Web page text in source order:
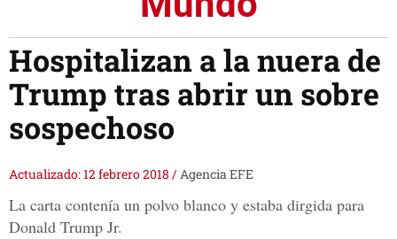
Hospitalizan a la nuera de
Trump tras abrir un sobre
sospechoso
Actualizado: 12 febrero 2018 /Agencia EFE
La carta contenía un polvo blanco y estaba dirgida para
Donald Trump Jr.